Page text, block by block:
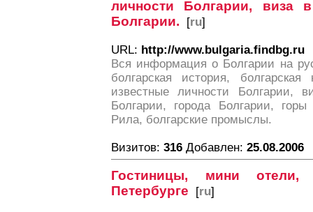
личности Болгарии, виза
Болгарии. [ru]
URL: http://www.bulgaria.findbg.ru
Вся информация о Болгарии на
болгарская история, болгарская
известные личности Болгарии,
Болгарии, города Болгарии,
Рила, болгарские промыслы.
Визитов: 316 Добавлен: 25.08.2006
Гостиницы, мини
Петербурге [ru]